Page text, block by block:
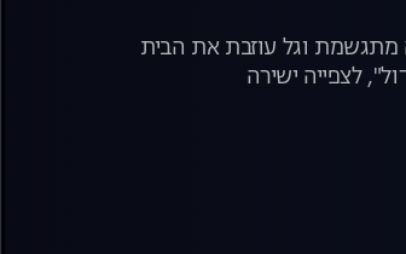
מתגשמת וגל עוזבת את הבית
לצפייה ישירה